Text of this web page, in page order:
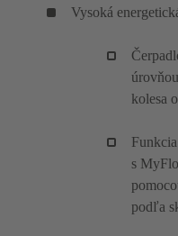
Vysoká
kolesa
s
podľa